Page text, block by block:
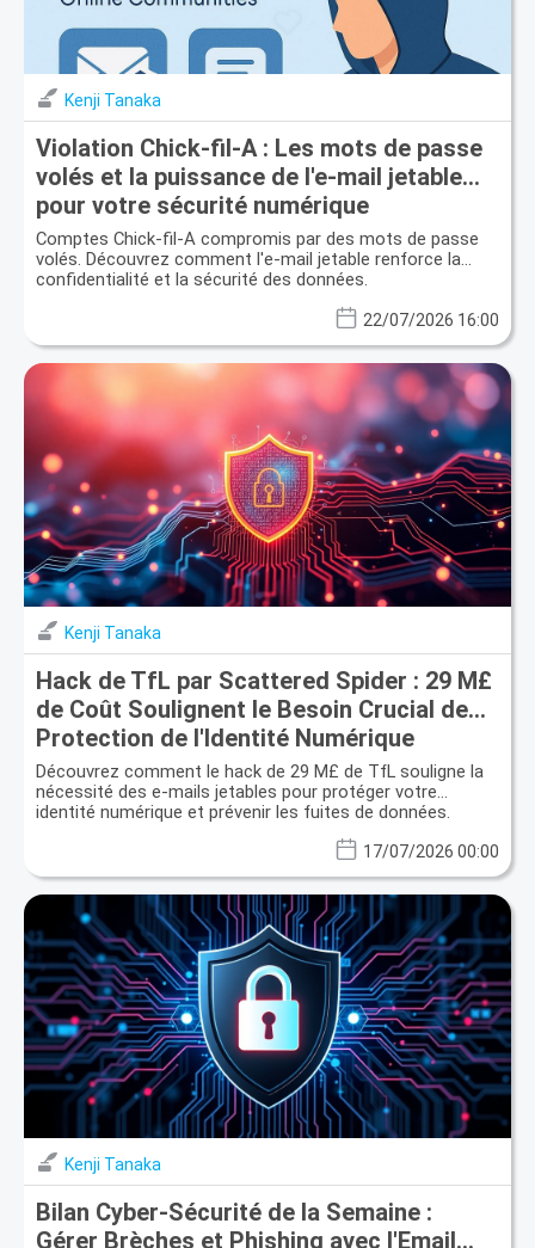
Kenji Tanaka
Violation Chick-fil-A : Les mots de passe
volés et la puissance de l'e-mail jetable
pour votre sécurité numérique
Comptes Chick-fil-A compromis par des mots de passe
volés. Découvrez comment l'e-mail jetable renforce la
confidentialité et la sécurité des données.
22/07/2026 16:00
Kenji Tanaka
Hack de TfL par Scattered Spider : 29 M£
de Coût Soulignent le Besoin Crucial de
Protection de l'Identité Numérique
Découvrez comment le hack de 29 M£ de TfL souligne la
nécessité des e-mails jetables pour protéger votre
identité numérique et prévenir les fuites de données.
17/07/2026 00:00
Kenji Tanaka
Bilan Cyber-Sécurité de la Semaine :
Gérer Brèches et Phishing avec l'Email